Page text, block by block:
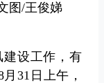
图/王俊娣
建设工作，有
31日上午，